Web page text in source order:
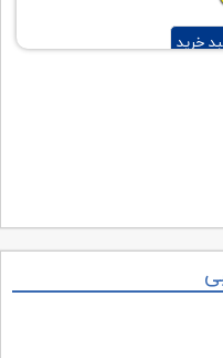
خرید